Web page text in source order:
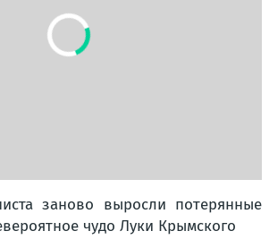
заново выросли потерянные
чудо Луки Крымского